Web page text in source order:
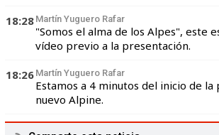
18:28 Martín Yuguero Rafar
"Somos el alma de los Alpes", este
vídeo previo a la presentación.
18:26 Martín Yuguero Rafar
Estamos a 4 minutos del inicio de
nuevo Alpine.